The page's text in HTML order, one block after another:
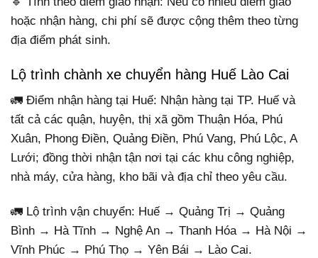
hoặc nhận hàng, chi phí sẽ được cộng thêm theo từng
địa điểm phát sinh.
Lộ trình chành xe chuyển hàng Huế Lào Cai
🚛 Điểm nhận hàng tại Huế: Nhận hàng tại TP. Huế và
tất cả các quận, huyện, thị xã gồm Thuận Hóa, Phú
Xuân, Phong Điền, Quảng Điền, Phú Vang, Phú Lộc, A
Lưới; đồng thời nhận tận nơi tại các khu công nghiệp,
nhà máy, cửa hàng, kho bãi và địa chỉ theo yêu cầu.
🚛 Lộ trình vận chuyển: Huế → Quảng Trị → Quảng
Bình → Hà Tĩnh → Nghệ An → Thanh Hóa → Hà Nội →
Vĩnh Phúc → Phú Thọ → Yên Bái → Lào Cai.